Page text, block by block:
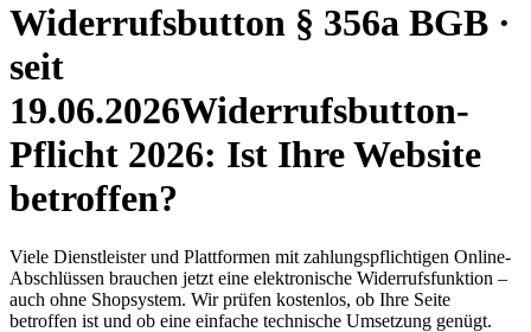
Widerrufsbutton § 356a BGB ·
seit
19.06.2026Widerrufsbutton-
Pflicht 2026: Ist Ihre Website
betroffen?
Viele Dienstleister und Plattformen mit zahlungspflichtigen Online-
Abschlüssen brauchen jetzt eine elektronische Widerrufsfunktion –
auch ohne Shopsystem. Wir prüfen kostenlos, ob Ihre Seite
betroffen ist und ob eine einfache technische Umsetzung genügt.